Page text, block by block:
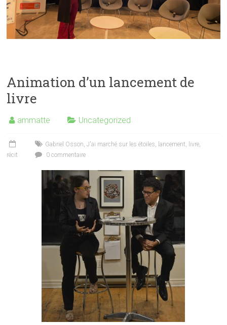
Animation d’un lancement de
livre
ammatte Uncategorized
Gabriel Osson,J'ai marché sur les étoiles, lancement, livre,
récit
0 commentaire